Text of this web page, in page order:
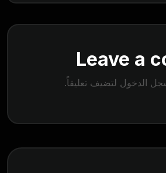
Leave a
الدخول لتضيف تعليقاً.